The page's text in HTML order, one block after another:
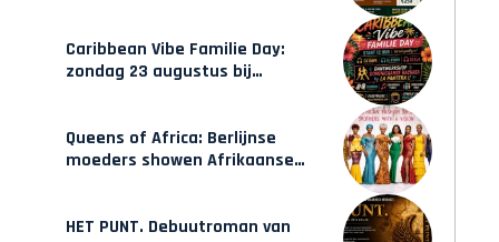
Caribbean Vibe Familie Day:
zondag 23 augustus bij
Queens of Africa: Berlijnse
moeders showen Afrikaanse
HET PUNT. Debuutroman van